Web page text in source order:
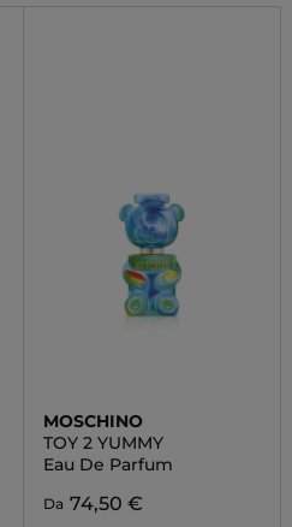
MOSCHINO
TOY 2 YUMMY
Eau De Parfum
Da 74,50 €